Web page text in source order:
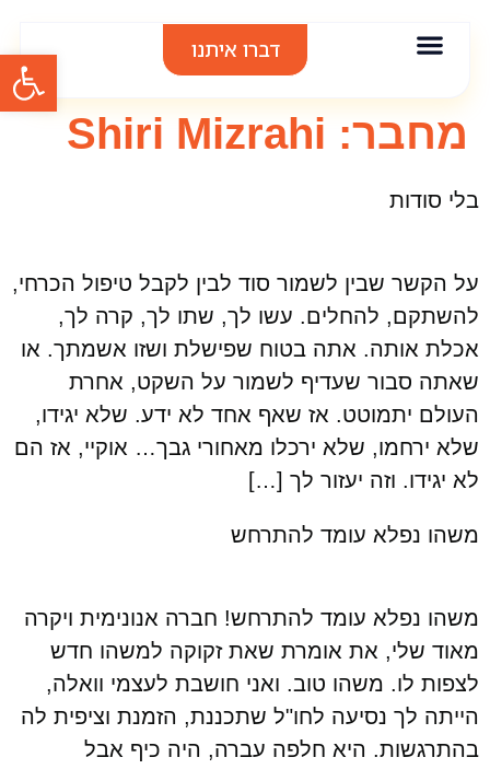
פתח דברו איתנו
מחבר: Shiri Mizrahi
בלי סודות
על הקשר שבין לשמור סוד לבין לקבל טיפול הכרחי,
להשתקם, להחלים. עשו לך, שתו לך, קרה לך,
אכלת אותה. אתה בטוח שפישלת ושזו אשמתך. או
שאתה סבור שעדיף לשמור על השקט, אחרת
העולם יתמוטט. אז שאף אחד לא ידע. שלא יגידו,
שלא ירחמו, שלא ירכלו מאחורי גבך… אוקיי, אז הם
לא יגידו. וזה יעזור לך […]
משהו נפלא עומד להתרחש
משהו נפלא עומד להתרחש! חברה אנונימית ויקרה
מאוד שלי, את אומרת שאת זקוקה למשהו חדש
לצפות לו. משהו טוב. ואני חושבת לעצמי וואלה,
הייתה לך נסיעה לחו"ל שתכננת, הזמנת וציפית לה
בהתרגשות. היא חלפה עברה, היה כיף אבל